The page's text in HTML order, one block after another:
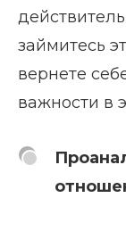
займитесь
вернете
важности в